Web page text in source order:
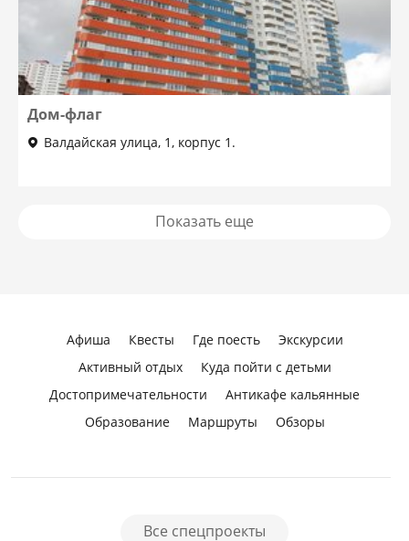
Дом-флаг
Валдайская улица, 1, корпус 1.
Показать еще
Афиша Квесты Где поесть
Экскурсии
Активный отдых
Куда пойти с детьми
Достопримечательности
Антикафе кальянные
Образование
Маршруты Обзоры
Все спецпроекты